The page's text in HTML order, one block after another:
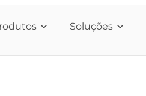
Soluções